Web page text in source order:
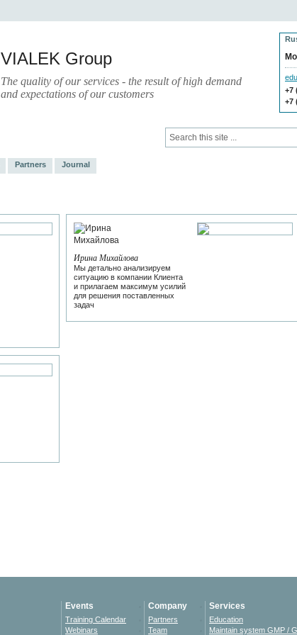
VIALEK Group
The quality of our services - the result of high demand
and expectations of our customers
+7
+7
Partners Journal
Ирина Михайлова
Мы детально анализируем
ситуацию в компании Клиента
и прилагаем максимум усилий
для решения поставленных
задач
Events
Training Calendar
Webinars
Company
Partners
Team
Services
Education
Maintain system GMP /